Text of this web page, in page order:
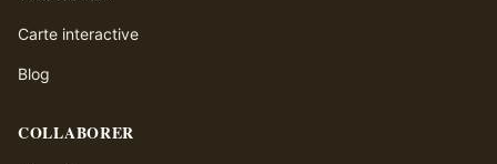
Carte interactive
Blog
COLLABORER